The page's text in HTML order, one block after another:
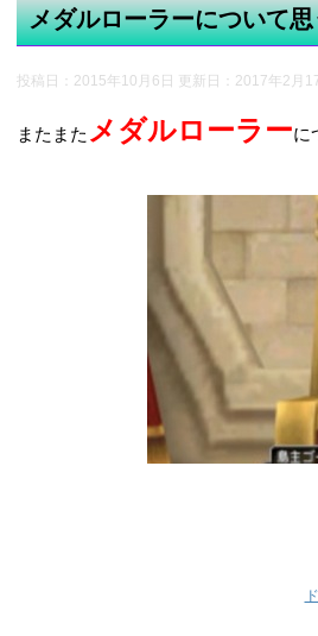
メダルローラーについて
投稿日：2015年10月6日 更新日： 2017年2月
またまた メダルローラーに